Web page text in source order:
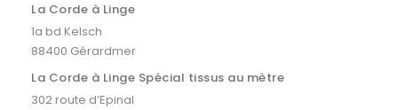
La Corde à Linge
1a bd Kelsch
88400 Gérardmer
La Corde à Linge Spécial tissus au mètre
302 route d’Epinal